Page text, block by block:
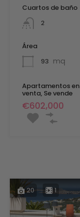
Cuartos de baño
2
Área
93 mq
Apartamentos en
venta, Se vende
€602,000
20 1